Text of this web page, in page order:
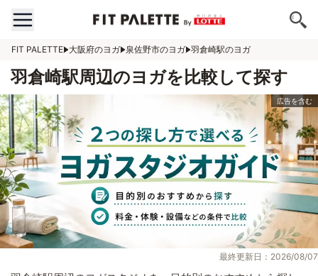
FIT PALETTE 大阪府のヨガ 泉佐野市のヨガ 羽倉崎駅のヨガ
羽倉崎駅周辺のヨガを比較して探す
最終更新日：2026/08/07